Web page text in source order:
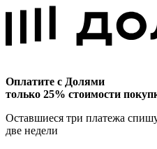
Оплатите с Долями
только 25% стоимости
Оставшиеся три платежа
две недели